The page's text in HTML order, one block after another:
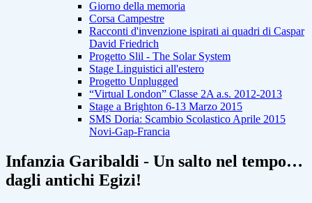
Giorno della memoria
Corsa Campestre
Racconti d'invenzione ispirati ai quadri di Caspar
David Friedrich
Progetto Slil - The Solar System
Stage Linguistici all'estero
Progetto Unplugged
“Virtual London” Classe 2A a.s. 2012-2013
Stage a Brighton 6-13 Marzo 2015
SMS Doria: Scambio Scolastico Aprile 2015
Novi-Gap-Francia
Infanzia Garibaldi - Un salto nel tempo…
dagli antichi Egizi!